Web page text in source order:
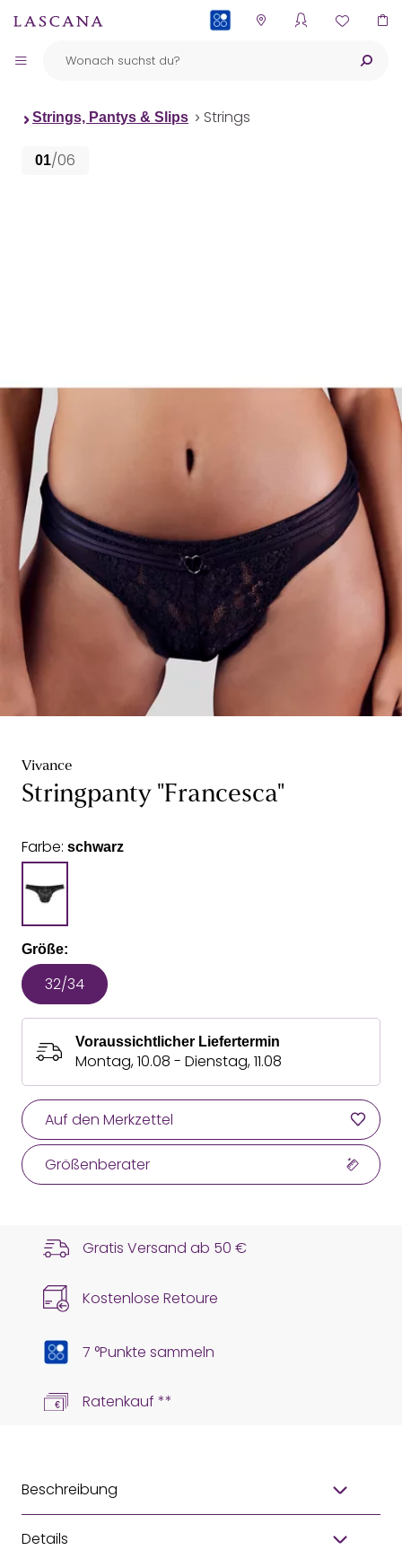
Strings, Pantys & Slips Strings
01/06
Vivance
Stringpanty "Francesca"
Farbe: schwarz
Größe:
32/34
Voraussichtlicher Liefertermin
Montag, 10.08 - Dienstag, 11.08
Auf den Merkzettel
Größenberater
Gratis Versand ab 50 €
Kostenlose Retoure
7 °Punkte sammeln
Ratenkauf **
Beschreibung
Details